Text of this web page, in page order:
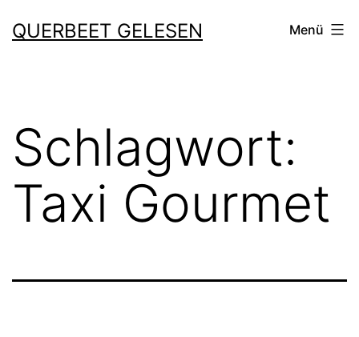
Inhalt
QUERBEET GELESEN Menü
Schlagwort:
Taxi Gourmet